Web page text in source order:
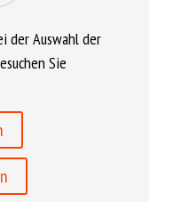
der Auswahl der
Sie